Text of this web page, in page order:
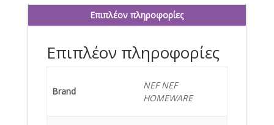
Επιπλέον πληροφορίες
Επιπλέον πληροφορίες
Brand
NEF NEF
HOMEWARE